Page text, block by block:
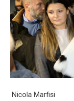
Nicola Marfisi